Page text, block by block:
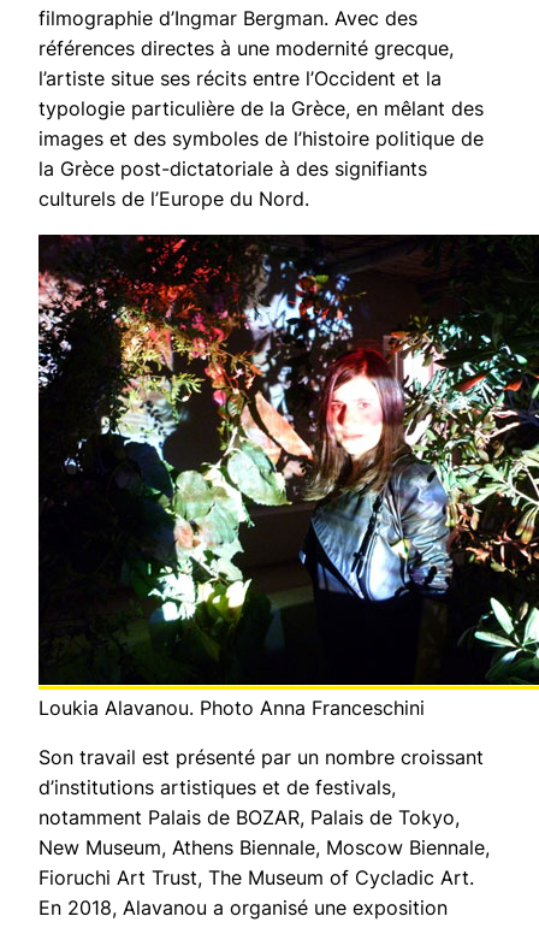
filmographie d’Ingmar Bergman. Avec des
références directes à une modernité grecque,
l’artiste situe ses récits entre l’Occident et la
typologie particulière de la Grèce, en mêlant des
images et des symboles de l’histoire politique de
la Grèce post-dictatoriale à des signifiants
culturels de l’Europe du Nord.
Loukia Alavanou. Photo Anna Franceschini
Son travail est présenté par un nombre croissant
d’institutions artistiques et de festivals,
notamment Palais de BOZAR, Palais de Tokyo,
New Museum, Athens Biennale, Moscow Biennale,
Fioruchi Art Trust, The Museum of Cycladic Art.
En 2018, Alavanou a organisé une exposition